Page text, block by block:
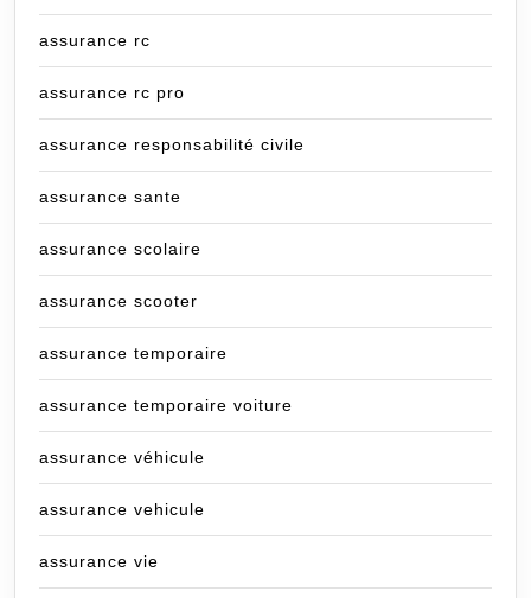
assurance rc
assurance rc pro
assurance responsabilité civile
assurance sante
assurance scolaire
assurance scooter
assurance temporaire
assurance temporaire voiture
assurance véhicule
assurance vehicule
assurance vie